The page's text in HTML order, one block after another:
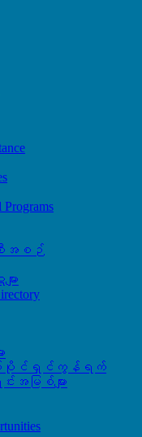
င်သည်။
အစဉ်
း
အိမ်ပိုင်ရှင်ကွန်ရက်
မြစ်များ